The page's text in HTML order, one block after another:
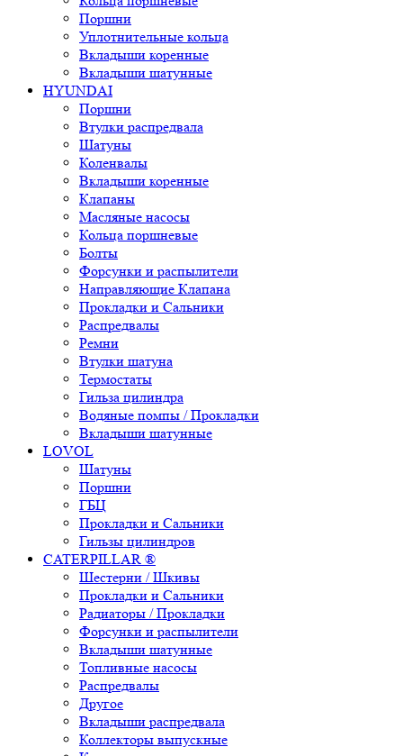
Поршни
Уплотнительные кольца
Вкладыши коренные
Вкладыши шатунные
HYUNDAI
Поршни
Втулки распредвала
Шатуны
Коленвалы
Вкладыши коренные
Клапаны
Масляные насосы
Кольца поршневые
Болты
Форсунки и распылители
Направляющие Клапана
Прокладки и Сальники
Распредвалы
Ремни
Втулки шатуна
Термостаты
Гильза цилиндра
Водяные помпы / Прокладки
Вкладыши шатунные
LOVOL
Шатуны
Поршни
ГБЦ
Прокладки и Сальники
Гильзы цилиндров
CATERPILLAR ®
Шестерни / Шкивы
Прокладки и Сальники
Радиаторы / Прокладки
Форсунки и распылители
Вкладыши шатунные
Топливные насосы
Распредвалы
Другое
Вкладыши распредвала
Коллекторы выпускные